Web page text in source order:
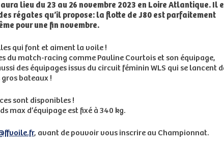
lieu du 23 au 26 novembre 2023 en Loire Atlantique. Il
régates qu’il propose: la flotte de J80 est parfaitement
pour une fin novembre.
qui font et aiment la voile !
du match-racing comme Pauline Courtois et son équipage,
des équipages issus du circuit féminin WLS qui se lancent
bateaux !
sont disponibles !
max d’équipage est fixé à 340 kg.
, avant de pouvoir vous inscrire au Championnat.